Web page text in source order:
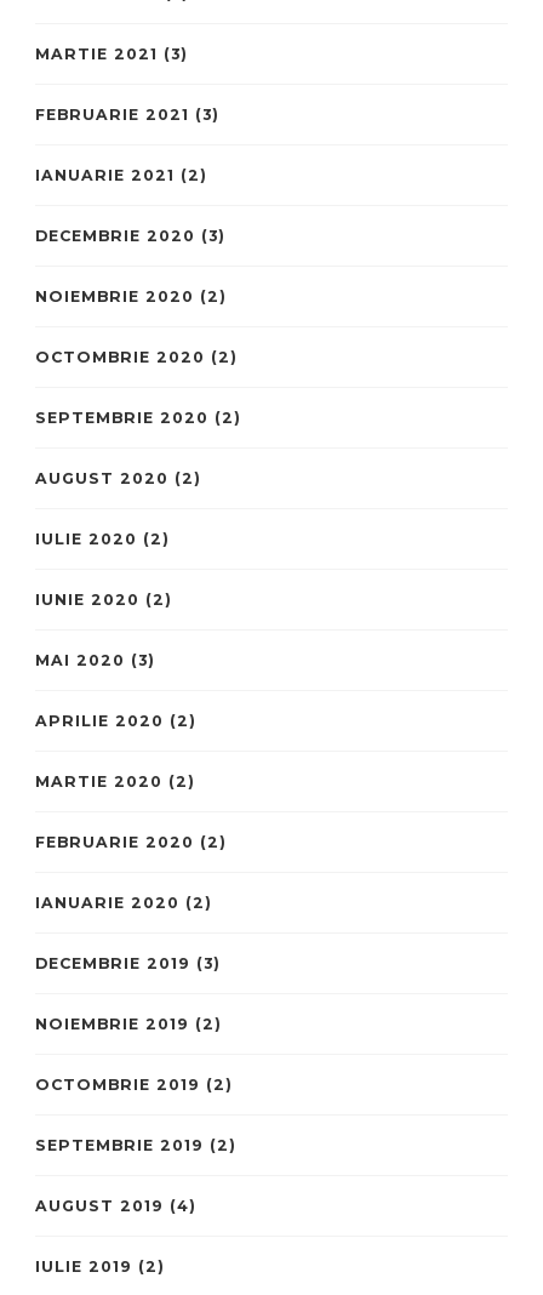
MARTIE 2021 (3)
FEBRUARIE 2021 (3)
IANUARIE 2021 (2)
DECEMBRIE 2020 (3)
NOIEMBRIE 2020 (2)
OCTOMBRIE 2020 (2)
SEPTEMBRIE 2020 (2)
AUGUST 2020 (2)
IULIE 2020 (2)
IUNIE 2020 (2)
MAI 2020 (3)
APRILIE 2020 (2)
MARTIE 2020 (2)
FEBRUARIE 2020 (2)
IANUARIE 2020 (2)
DECEMBRIE 2019 (3)
NOIEMBRIE 2019 (2)
OCTOMBRIE 2019 (2)
SEPTEMBRIE 2019 (2)
AUGUST 2019 (4)
IULIE 2019 (2)